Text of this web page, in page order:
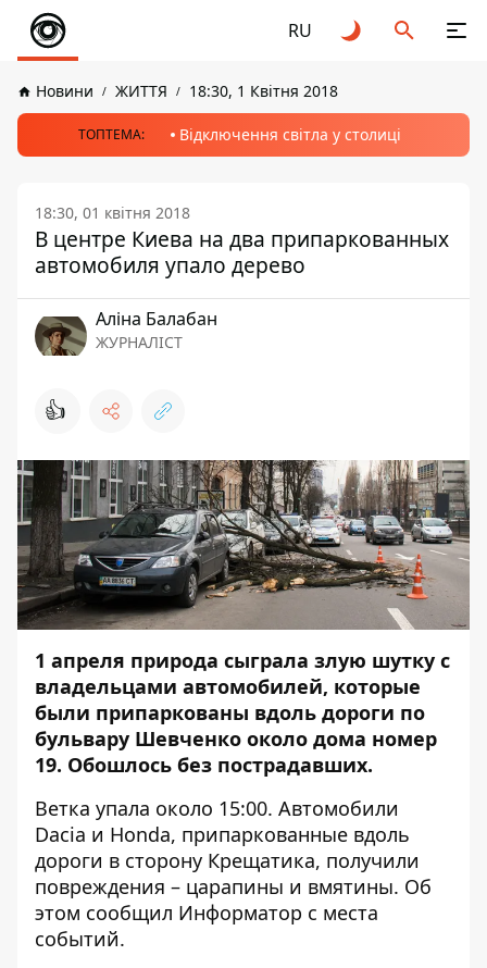
RU
Новини ЖИТТЯ 18:30, 1 Квітня 2018
ТОПТЕМА: Відключення світла у столиці
18:30, 01 квітня 2018
В центре Киева на два припаркованных
автомобиля упало дерево
Аліна Балабан
ЖУРНАЛІСТ
👍
1 апреля природа сыграла злую шутку с
владельцами автомобилей, которые
были припаркованы вдоль дороги по
бульвару Шевченко около дома номер
19. Обошлось без пострадавших.
Ветка упала около 15:00. Автомобили
Dacia и Honda, припаркованные вдоль
дороги в сторону Крещатика, получили
повреждения – царапины и вмятины. Об
этом сообщил Информатор с места
событий.